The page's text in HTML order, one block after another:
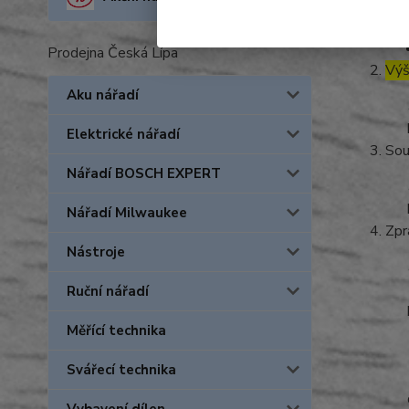
Prodejna Česká Lípa
Aku nářadí
Elektrické nářadí
Nářadí BOSCH EXPERT
Nářadí Milwaukee
Nástroje
Ruční nářadí
Měřící technika
Svářecí technika